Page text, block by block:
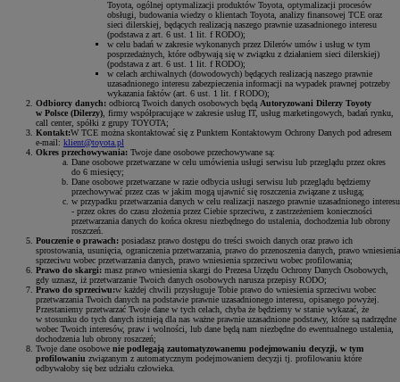
Toyota, ogólnej optymalizacji produktów Toyota, optymalizacji procesów
obsługi, budowania wiedzy o klientach Toyota, analizy finansowej TCE oraz
sieci dilerskiej, będących realizacją naszego prawnie uzasadnionego interesu
(podstawa z art. 6 ust. 1 lit. f RODO);
w celu badań w zakresie wykonanych przez Dilerów umów i usług w tym
posprzedażnych, które odbywają się w związku z działaniem sieci dilerskiej)
(podstawa z art. 6 ust. 1 lit. f RODO);
w celach archiwalnych (dowodowych) będących realizacją naszego prawnie
uzasadnionego interesu zabezpieczenia informacji na wypadek prawnej potrzeby
wykazania faktów (art. 6 ust. 1 lit. f RODO);
Odbiorcy danych: odbiorcą Twoich danych osobowych będą Autoryzowani Dilerzy Toyoty
w Polsce (Dilerzy) , firmy współpracujące w zakresie usług IT, usług marketingowych, badań rynku,
call center, spółki z grupy TOYOTA;
Kontakt:W TCE można skontaktować się z Punktem Kontaktowym Ochrony Danych pod adresem
e-mail: klient@toyota.pl
Okres przechowywania: Twoje dane osobowe przechowywane są:
Dane osobowe przetwarzane w celu umówienia usługi serwisu lub przeglądu przez okres
do 6 miesięcy;
Dane osobowe przetwarzane w razie odbycia usługi serwisu lub przeglądu będziemy
przechowywać przez czas w jakim mogą ujawnić się roszczenia związane z usługą;
w przypadku przetwarzania danych w celu realizacji naszego prawnie uzasadnionego interesu
- przez okres do czasu złożenia przez Ciebie sprzeciwu, z zastrzeżeniem konieczności
przetwarzania danych do końca okresu niezbędnego do ustalenia, dochodzenia lub obrony
roszczeń.
Pouczenie o prawach: posiadasz prawo dostępu do treści swoich danych oraz prawo ich
sprostowania, usunięcia, ograniczenia przetwarzania, prawo do przenoszenia danych, prawo wniesienia
sprzeciwu wobec przetwarzania danych, prawo wniesienia sprzeciwu wobec profilowania;
Prawo do skargi: masz prawo wniesienia skargi do Prezesa Urzędu Ochrony Danych Osobowych,
gdy uznasz, iż przetwarzanie Twoich danych osobowych narusza przepisy RODO;
Prawo do sprzeciwu:w każdej chwili przysługuje Tobie prawo do wniesienia sprzeciwu wobec
przetwarzania Twoich danych na podstawie prawnie uzasadnionego interesu, opisanego powyżej.
Przestaniemy przetwarzać Twoje dane w tych celach, chyba że będziemy w stanie wykazać, że
w stosunku do tych danych istnieją dla nas ważne prawnie uzasadnione podstawy, które są nadrzędne
wobec Twoich interesów, praw i wolności, lub dane będą nam niezbędne do ewentualnego ustalenia,
dochodzenia lub obrony roszczeń;
Twoje dane osobowe nie podlegają zautomatyzowanemu podejmowaniu decyzji, w tym
profilowaniu związanym z automatycznym podejmowaniem decyzji tj. profilowaniu które
odbywałoby się bez udziału człowieka.